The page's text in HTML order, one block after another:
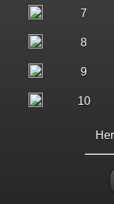
7
8
9
10